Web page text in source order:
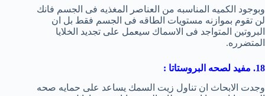
وبوجود الكميه المناسبه من العناصر المغذيه فى الجسم فانك
لن تقوم بموازنه مستويات الطاقه فى الجسم فقط بل ان
البروتين المتواجد فى الاسماك سيعمل على تجديد الخلايا
المتضرره.
18. مفيد لصحه البروستاتا :
وجدت الابحاث ان تناول زيت السمك يساعد على حمايه صحه